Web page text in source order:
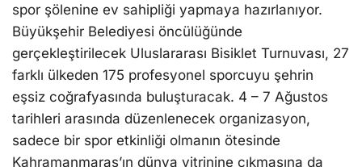
spor şölenine ev sahipliği yapmaya hazırlanıyor.
Büyükşehir Belediyesi öncülüğünde
gerçekleştirilecek Uluslararası Bisiklet Turnuvası, 27
farklı ülkeden 175 profesyonel sporcuyu şehrin
eşsiz coğrafyasında buluşturacak. 4 – 7 Ağustos
tarihleri arasında düzenlenecek organizasyon,
sadece bir spor etkinliği olmanın ötesinde
Kahramanmaraş’ın dünya vitrinine çıkmasına da